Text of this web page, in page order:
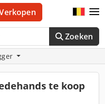
Zoeken
te koop